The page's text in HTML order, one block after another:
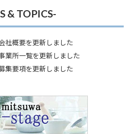
& TOPICS-
概要を更新しました
所一覧を更新しました
要項を更新しました